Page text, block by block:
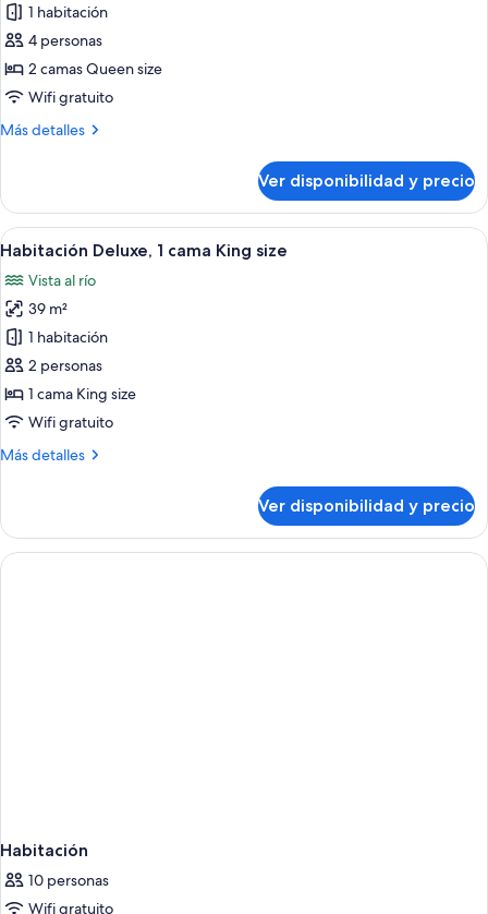
fotos
de
Habitación
estándar,
camas
1 habitación
4 personas
2 camas Queen size
Wifi gratuito
Más detalles
Más
estándar,
camas
size
Ver disponibilidad y precio
Ver
todas
las
fotos
de
Habitación
Deluxe,
1
King
Una habitación de hotel con una
5
Habitación Deluxe, 1 cama King size
Vista al río
39 m²
1 habitación
2 personas
1 cama King size
Wifi gratuito
Más detalles
Más
Deluxe,
cama
Ver disponibilidad y precio
Habitación
10 personas
Wifi gratuito